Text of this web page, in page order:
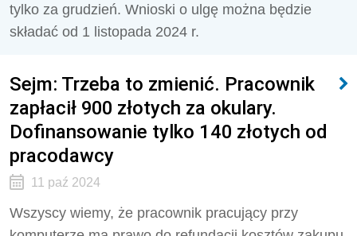
tylko za grudzień. Wnioski o ulgę można będzie
składać od 1 listopada 2024 r.
Sejm: Trzeba to zmienić. Pracownik
zapłacił 900 złotych za okulary.
Dofinansowanie tylko 140 złotych od
pracodawcy
11 paź 2024
Wszyscy wiemy, że pracownik pracujący przy